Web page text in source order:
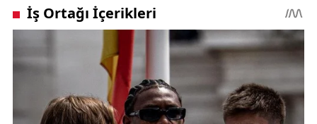
Sivas’ta futbolun toplumsal karşılığını bir kez daha
gösteren bu karşılaşma, hem tribün doluluk oranı
hem de taraftarın maç öncesi oluşturduğu
atmosferle sezonun dikkat çeken iç saha
organizasyonlarından biri olarak kayıtlara geçti.